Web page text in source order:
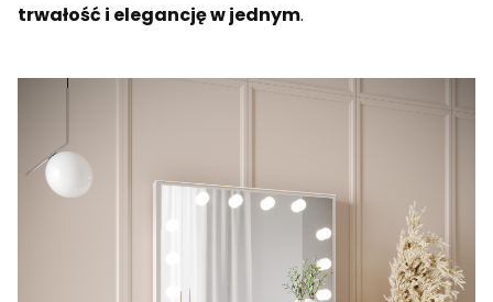
trwałość i elegancję w jednym.